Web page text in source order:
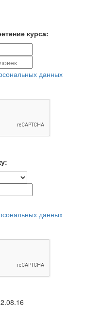
курса:
данных
данных